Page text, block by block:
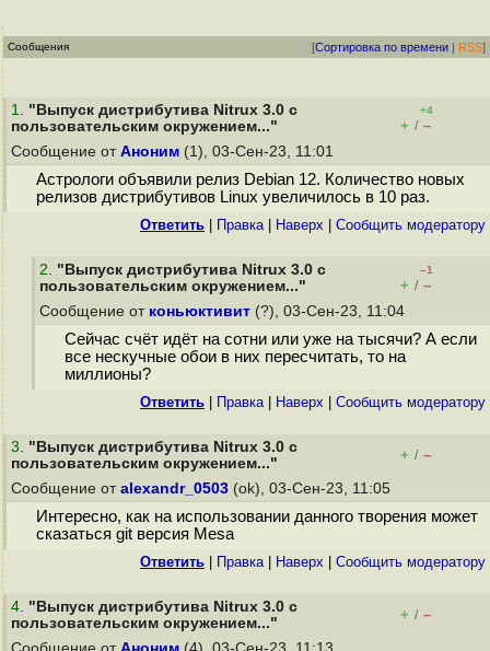
Сообщения [Сортировка по времени | RSS]
1. "Выпуск дистрибутива Nitrux 3.0 с
пользовательским окружением..."
+4
+ / –
Сообщение от Аноним (1), 03-Сен-23, 11:01
Астрологи объявили релиз Debian 12. Количество новых
релизов дистрибутивов Linux увеличилось в 10 раз.
Ответить Правка| Наверх Cообщить модератору
2. "Выпуск дистрибутива Nitrux 3.0 с
пользовательским окружением..."
–1
+ / –
Сообщение от коньюктивит (?), 03-Сен-23, 11:04
Сейчас счёт идёт на сотни или уже на тысячи? А если
все нескучные обои в них пересчитать, то на
миллионы?
Ответить Правка| Наверх Cообщить модератору
3. "Выпуск дистрибутива Nitrux 3.0 с
пользовательским окружением..."
+ / –
Сообщение от alexandr_0503 (ok), 03-Сен-23, 11:05
Интересно, как на использовании данного творения может
сказаться git версия Mesa
Ответить Правка| Наверх Cообщить модератору
4. "Выпуск дистрибутива Nitrux 3.0 с
пользовательским окружением..."
+ / –